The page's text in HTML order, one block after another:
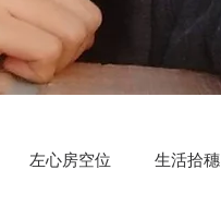
左心房空位 生活拾穗